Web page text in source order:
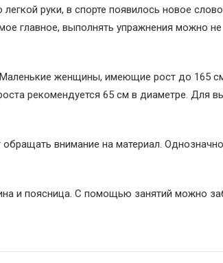
руки, в спорте появилось новое слово
главное, выполнять упражнения можно не
женщины, имеющие рост до 165
рекомендуется 65 см в диаметре. Для
внимание на материал.
и поясница. С помощью занятий можно